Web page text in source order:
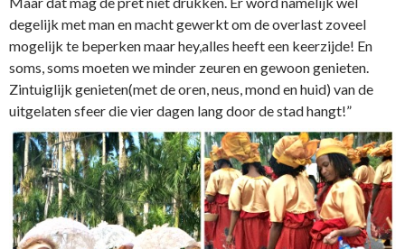
degelijk met man en macht gewerkt om de overlast zoveel
mogelijk te beperken maar hey,alles heeft een keerzijde! En
soms, soms moeten we minder zeuren en gewoon genieten.
Zintuiglijk genieten(met de oren, neus, mond en huid) van de
uitgelaten sfeer die vier dagen lang door de stad hangt!”